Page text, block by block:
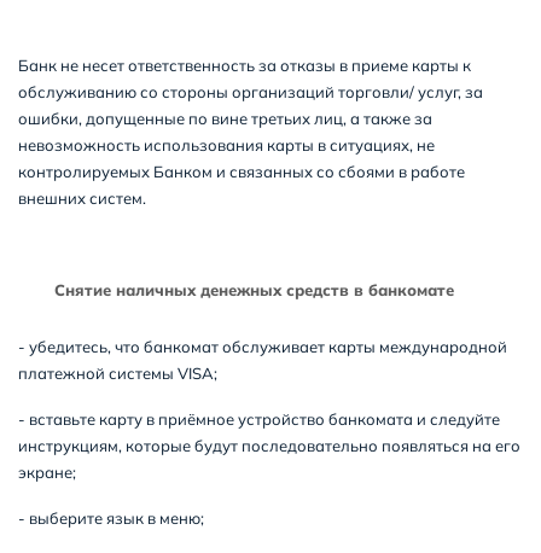
Банк не несет ответственность за отказы в приеме карты к
обслуживанию со стороны организаций торговли/ услуг, за
ошибки, допущенные по вине третьих лиц, а также за
невозможность использования карты в ситуациях, не
контролируемых Банком и связанных со сбоями в работе
внешних систем.
Снятие наличных денежных средств в банкомате
- убедитесь, что банкомат обслуживает карты международной
платежной системы VISA;
- вставьте карту в приёмное устройство банкомата и следуйте
инструкциям, которые будут последовательно появляться на его
экране;
- выберите язык в меню;